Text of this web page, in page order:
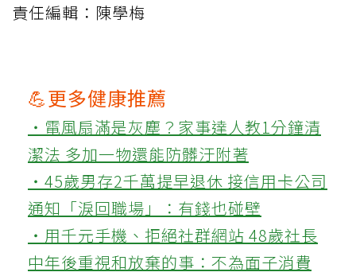
責任編輯：陳學梅
💪更多健康推薦
‧電風扇滿是灰塵？家事達人教1分鐘清
潔法 多加一物還能防髒汙附著
‧45歲男存2千萬提早退休 接信用卡公司
通知「淚回職場」：有錢也碰壁
‧用千元手機、拒絕社群網站 48歲社長
中年後重視和放棄的事：不為面子消費